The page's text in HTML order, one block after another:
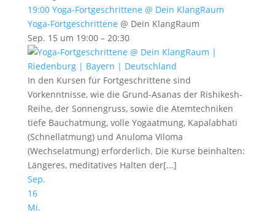
19:00 Yoga-Fortgeschrittene @ Dein KlangRaum
Yoga-Fortgeschrittene @ Dein KlangRaum
Sep. 15 um 19:00 – 20:30
In den Kursen für Fortgeschrittene sind
Vorkenntnisse, wie die Grund-Asanas der Rishikesh-
Reihe, der Sonnengruss, sowie die Atemtechniken
tiefe Bauchatmung, volle Yogaatmung, Kapalabhati
(Schnellatmung) und Anuloma Viloma
(Wechselatmung) erforderlich. Die Kurse beinhalten:
Längeres, meditatives Halten der[...]
Sep.
16
Mi.